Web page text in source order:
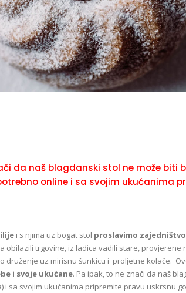
da naš blagdanski stol ne može biti
online i sa svojim ukućanima
i s njima uz bogat stol proslavimo zajedništvo
trgovine, iz ladica vadili stare, provjerene
druženje uz mirisnu šunkicu i proljetne kolače.
i svoje ukućane. Pa ipak, to ne znači da naš
i sa svojim ukućanima pripremite pravu uskrsnu